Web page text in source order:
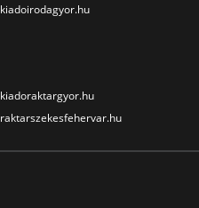
kiadoirodagyor.hu
kiadoraktargyor.hu
raktarszekesfehervar.hu